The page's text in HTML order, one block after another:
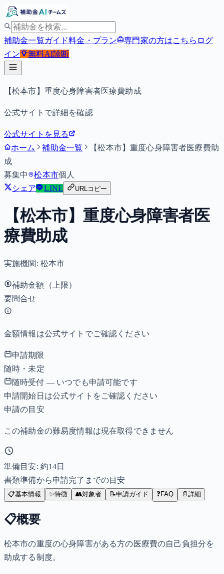
補助金一覧ガイド料金・プラン 専門家の方はこちら ログ
イン
無料AI診断
【松本市】重度心身障害者医療費助成
公式サイトで詳細を確認
公式サイトを見る
ホーム
補助金一覧
【松本市】重度心身障害者医療費助
成
募集中
松本市個人
シェア
LINE URLコピー
【松本市】重度心身障害者医
療費助成
実施機関: 松本市
補助金額（上限）
要問合せ
金額情報は公式サイトでご確認ください
申請期限
随時・未定
随時受付 — いつでも申請可能です
申請開始日は公式サイトをご確認ください
申請の目安
この補助金の難易度情報は現在取得できません
準備目安: 約14日
書類準備から申請完了までの目安
📋基本情報 ✨特徴 👥対象者 📝申請ガイド ❓FAQ 📄 詳細
📋概要
松本市の重度の心身障害がある方の医療費の自己負担分を
助成する制度。